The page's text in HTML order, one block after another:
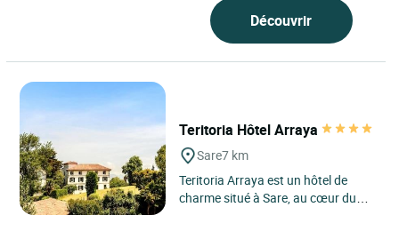
Découvrir
Teritoria Hôtel Arraya
Sare7 km
Teritoria Arraya est un hôtel de
charme situé à Sare, au cœur du